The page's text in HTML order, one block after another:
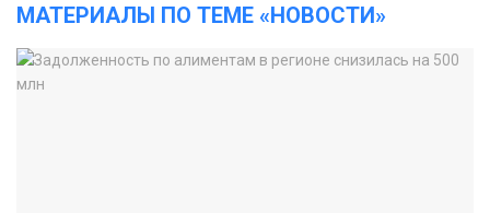
МАТЕРИАЛЫ ПО ТЕМЕ «НОВОСТИ»